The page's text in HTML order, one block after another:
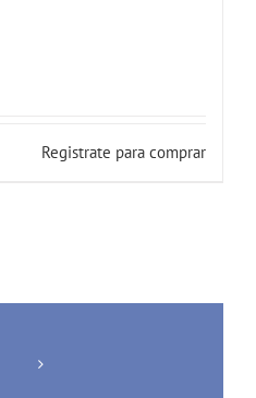
Registrate para comprar